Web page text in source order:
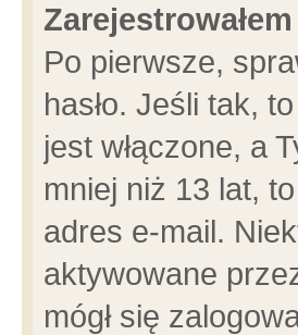
Po pierwsze,
hasło. Jeśli tak,
jest włączone, a
mniej niż 13 lat,
adres e-mail.
aktywowane
mógł się